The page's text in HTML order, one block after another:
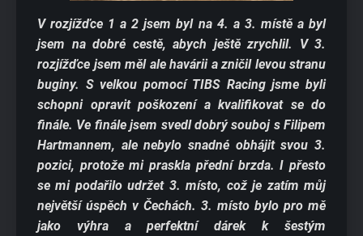
V rozjížďce 1 a 2 jsem byl na 4. a 3. místě a byl
jsem na dobré cestě, abych ještě zrychlil. V 3.
rozjížďce jsem měl ale havárii a zničil levou stranu
buginy. S velkou pomocí TIBS Racing jsme byli
schopni opravit poškození a kvalifikovat se do
finále. Ve finále jsem svedl dobrý souboj s Filipem
Hartmannem, ale nebylo snadné obhájit svou 3.
pozici, protože mi praskla přední brzda. I přesto
se mi podařilo udržet 3. místo, což je zatím můj
největší úspěch v Čechách. 3. místo bylo pro mě
jako výhra a perfektní dárek k šestým